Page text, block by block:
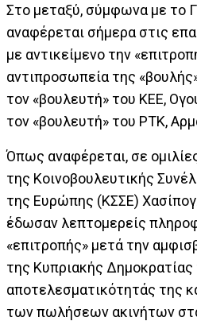
Στο μεταξύ, σύμφωνα με το
αναφέρεται σήμερα στις
με αντικείμενο την
αντιπροσωπεία της
τον «βουλευτή» του ΚΕΕ,
τον «βουλευτή» του ΡΤΚ,
Όπως αναφέρεται, σε
της Κοινοβουλευτικής
της Ευρώπης (ΚΣΣΕ)
έδωσαν λεπτομερείς
«επιτροπής» μετά την
της Κυπριακής Δημοκρατίας
αποτελεσματικότητάς της
των πωλήσεων ακινήτων